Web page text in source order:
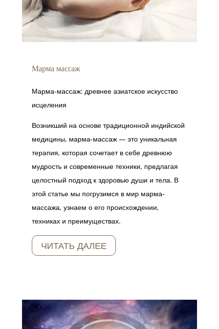
Марма массаж
Марма-массаж: древнее азиатское искусство
исцеления
Возникший на основе традиционной индийской
медицины, марма-массаж — это уникальная
терапия, которая сочетает в себе древнюю
мудрость и современные техники, предлагая
целостный подход к здоровью души и тела. В
этой статье мы погрузимся в мир марма-
массажа, узнаем о его происхождении,
техниках и преимуществах.
ЧИТАТЬ ДАЛЕЕ